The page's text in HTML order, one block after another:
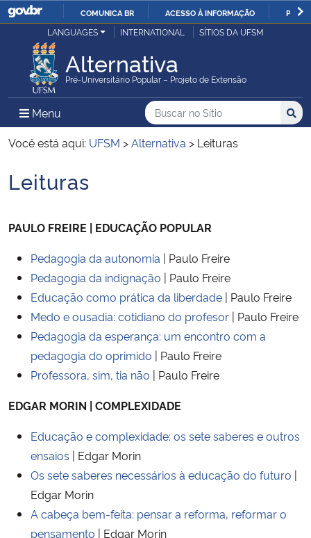
IR
O
COMUNICA BR ACESSO À INFORMAÇÃO
Ministério da Justiça e Segurança Pública
Ministério da Defesa
Ministério das Relações Exteriores
Ministério da Economia
Ministério da Educação
Ministério da Cidadania
Ministério da Saúde
Ministério da Ciência, Tecnologia, Inovações e Comunicações
Ministério do Meio Ambiente
LANGUAGES INTERNATIONAL SÍTIOS DA UFSM
Alternativa
Pré-Universitário Popular – Projeto de Extensão
Menu Menu Principal do Sítio
Busca
Buscar no no Sítio
Busca:
Você está aqui: UFSM >Alternativa > Leituras
Início do conteúdo
Leituras
PAULO FREIRE | EDUCAÇÃO POPULAR
Pedagogia da autonomia | Paulo Freire
Pedagogia da indignação | Paulo Freire
Educação como prática da liberdade | Paulo Freire
Medo e ousadia: cotidiano do profesor | Paulo Freire
Pedagogia da esperança: um encontro com a
pedagogia do oprimido | Paulo Freire
Professora, sim, tia não | Paulo Freire
EDGAR MORIN | COMPLEXIDADE
Educação e complexidade: os sete saberes e outros
ensaios | Edgar Morin
Os sete saberes necessários à educação do futuro |
Edgar Morin
A cabeça bem-feita: pensar a reforma, reformar o
pensamento | Edgar Morin